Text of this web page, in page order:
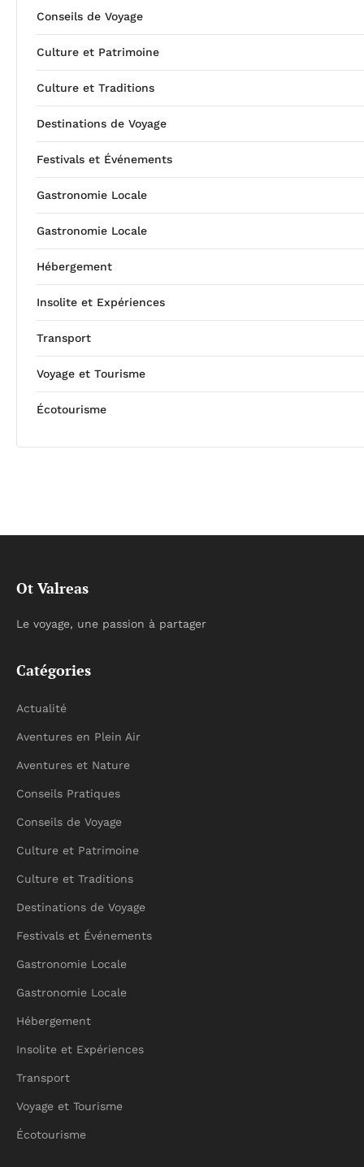
Conseils de Voyage
Culture et Patrimoine
Culture et Traditions
Destinations de Voyage
Festivals et Événements
Gastronomie Locale
Gastronomie Locale
Hébergement
Insolite et Expériences
Transport
Voyage et Tourisme
Écotourisme
Ot Valreas
Le voyage, une passion à partager
Catégories
Actualité
Aventures en Plein Air
Aventures et Nature
Conseils Pratiques
Conseils de Voyage
Culture et Patrimoine
Culture et Traditions
Destinations de Voyage
Festivals et Événements
Gastronomie Locale
Gastronomie Locale
Hébergement
Insolite et Expériences
Transport
Voyage et Tourisme
Écotourisme